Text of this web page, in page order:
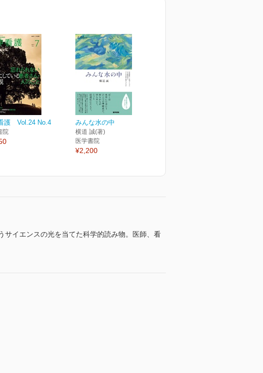
護 Vol.24 No.4
院
みんな水の中
横道 誠(著)
医学書院
¥2,200
サイエンスの光を当てた科学的読み物。医師、看